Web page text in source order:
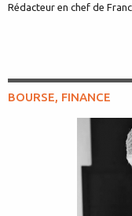
Rédacteur en chef de
BOURSE, FINANCE